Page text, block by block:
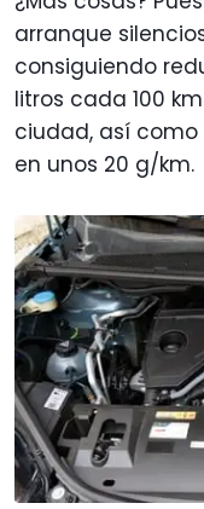
arranque
consiguiendo
litros cada 100
ciudad, así como
en unos 20 g/km.